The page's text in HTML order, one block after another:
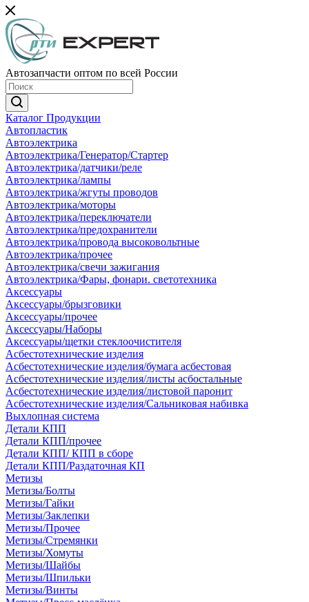
Автозапчасти оптом по всей России
Каталог Продукции
Автопластик
Автоэлектрика
Автоэлектрика/Генератор/Стартер
Автоэлектрика/датчики/реле
Автоэлектрика/лампы
Автоэлектрика/жгуты проводов
Автоэлектрика/моторы
Автоэлектрика/переключатели
Автоэлектрика/предохранители
Автоэлектрика/провода высоковольтные
Автоэлектрика/прочее
Автоэлектрика/свечи зажигания
Автоэлектрика/Фары, фонари. светотехника
Аксессуары
Аксессуары/брызговики
Аксессуары/прочее
Аксессуары/Наборы
Аксессуары/щетки стеклоочистителя
Асбестотехнические изделия
Асбестотехнические изделия/бумага асбестовая
Асбестотехнические изделия/листы асбостальные
Асбестотехнические изделия/листовой паронит
Асбестотехнические изделия/Сальниковая набивка
Выхлопная система
Детали КПП
Детали КПП/прочее
Детали КПП/ КПП в сборе
Детали КПП/Раздаточная КП
Метизы
Метизы/Болты
Метизы/Гайки
Метизы/Заклепки
Метизы/Прочее
Метизы/Стремянки
Метизы/Хомуты
Метизы/Шайбы
Метизы/Шпильки
Метизы/Винты